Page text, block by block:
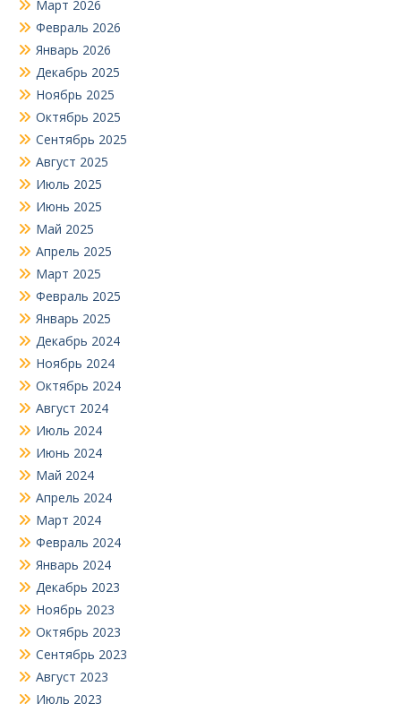
Март 2026
Февраль 2026
Январь 2026
Декабрь 2025
Ноябрь 2025
Октябрь 2025
Сентябрь 2025
Август 2025
Июль 2025
Июнь 2025
Май 2025
Апрель 2025
Март 2025
Февраль 2025
Январь 2025
Декабрь 2024
Ноябрь 2024
Октябрь 2024
Август 2024
Июль 2024
Июнь 2024
Май 2024
Апрель 2024
Март 2024
Февраль 2024
Январь 2024
Декабрь 2023
Ноябрь 2023
Октябрь 2023
Сентябрь 2023
Август 2023
Июль 2023